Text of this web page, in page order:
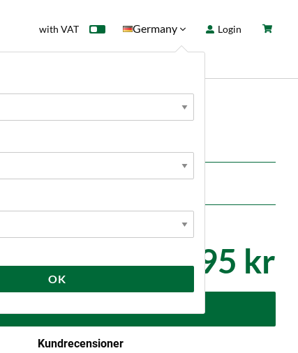
with VAT Germany
OK
Login
2 495 kr
Kundrecensioner